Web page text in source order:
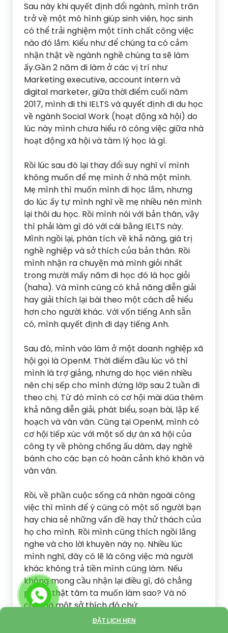
Sau này khi quyết định đổi ngành, mình trăn
trở về một mô hình giúp sinh viên, học sinh
có thể trải nghiệm một tính chất công việc
nào đó lắm. Kiểu như để chúng ta có cảm
nhận thật về ngành nghề chúng ta sẽ làm
ấy.Gần 2 năm đi làm ở các vị trí như
Marketing executive, account intern và
digital marketer, giữa thời điểm cuối năm
2017, mình đi thi IELTS và quyết định đi du học
về ngành Social Work (hoạt động xã hội) do
lúc này mình chưa hiểu rõ công việc giữa nhà
hoạt động xã hội và tâm lý học là gì.
Rồi lúc sau đó lại thay đổi suy nghĩ vì mình
không muốn để mẹ mình ở nhà một mình.
Mẹ mình thì muốn mình đi học lắm, nhưng
do lúc ấy tự mình nghĩ về mẹ nhiều nên mình
lại thôi du học. Rồi mình nói với bản thân, vậy
thì phải làm gì đó với cái bằng IELTS này.
Mình ngồi lại, phân tích về khả năng, giá trị
nghề nghiệp và sở thích của bản thân. Rồi
mình nhận ra chuyện mà mình giỏi nhất
trong mười mấy năm đi học đó là học giỏi
(haha). Và mình cũng có khả năng diễn giải
hay giải thích lại bài theo một cách dễ hiểu
hơn cho người khác. Với vốn tiếng Anh sẵn
có, mình quyết định đi dạy tiếng Anh.
Sau đó, mình vào làm ở một doanh nghiệp xã
hội gọi là OpenM. Thời điểm đầu lúc vô thì
mình là trợ giảng, nhưng do học viên nhiều
nên chị sếp cho mình đứng lớp sau 2 tuần đi
theo chị. Từ đó mình có cơ hội mài dũa thêm
khả năng diễn giải, phát biểu, soạn bài, lập kế
hoạch và vân vân. Cũng tại OpenM, mình có
cơ hội tiếp xúc với một số dự án xã hội của
công ty về phòng chống ấu dâm, dạy nghề
bánh cho các bạn có hoàn cảnh khó khăn và
vân vân.
Rồi, về phần cuộc sống cá nhân ngoài công
việc thì mình để ý cũng có một số người bạn
hay chia sẻ những vấn đề hay thử thách của
họ cho mình. Rồi mình cũng thích ngồi lắng
nghe và cho lời khuyên này nọ. Nhiều lúc
mình nghĩ, đây có lẽ là công việc mà người
khác không trả tiền mình cũng làm. Nếu
không mong cầu nhận lại điều gì, đó chẳng
phải là thật tâm ta muốn làm sao? Và nó
cũng là một sở thích đó chứ.
Quay về công việc, sau đó mình cũng nghỉ ở
ĐẶT LỊCH HẸN